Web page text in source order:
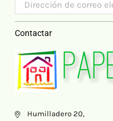
Contactar
Humilladero 20,